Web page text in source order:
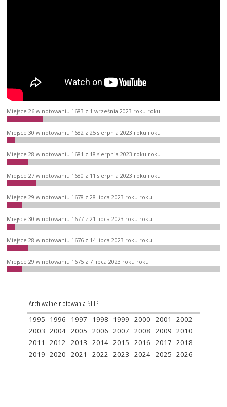
Miejsce 26 w notowaniu 1683 z 1 września 2023 roku roku
Miejsce 30 w notowaniu 1682 z 25 sierpnia 2023 roku roku
Miejsce 28 w notowaniu 1681 z 18 sierpnia 2023 roku roku
Miejsce 27 w notowaniu 1680 z 11 sierpnia 2023 roku roku
Miejsce 29 w notowaniu 1678 z 28 lipca 2023 roku roku
Miejsce 30 w notowaniu 1677 z 21 lipca 2023 roku roku
Miejsce 28 w notowaniu 1676 z 14 lipca 2023 roku roku
Miejsce 29 w notowaniu 1675 z 7 lipca 2023 roku roku
Archiwalne notowania SLIP
1995 1996 1997 1998 1999 2000 2001
2002
2003 2004 2005 2006 2007 2008 2009 2010
2011
2012 2013 2014 2015 2016 2017 2018
2019 2020 2021 2022 2023 2024 2025 2026